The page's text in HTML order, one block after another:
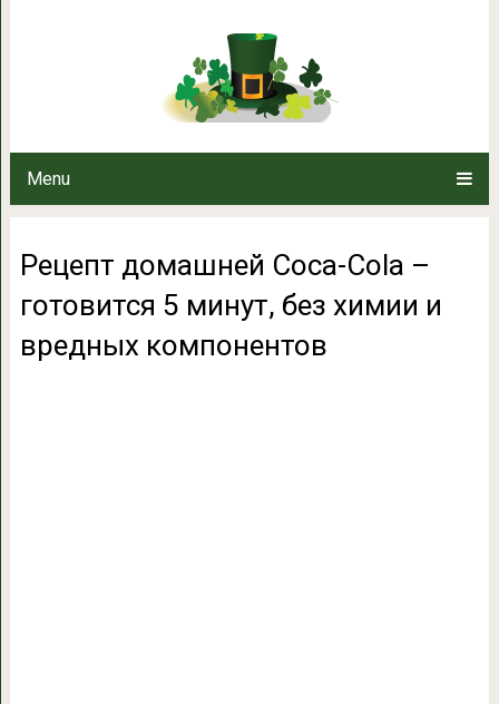
Menu
Рецепт домашней Coca-Cola –
Рецепт домашней Coca-Cola –
готовится 5 минут, без химии и
вредных компонентов